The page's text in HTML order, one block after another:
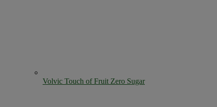
Volvic Touch of Fruit Zero Sugar